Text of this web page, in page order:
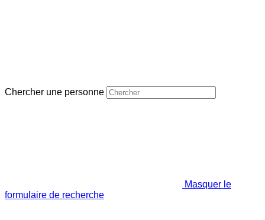
Chercher une personne
Masquer le
formulaire de recherche